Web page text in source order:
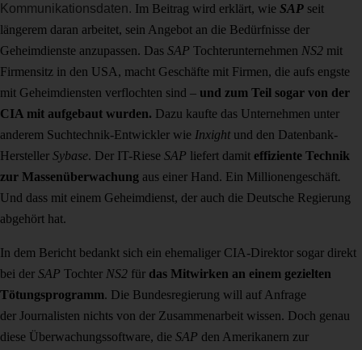
Kommunikationsdaten. Im Beitrag wird erklärt, wie SAP seit
längerem daran arbeitet, sein Angebot an die Bedürfnisse der
Geheimdienste anzupassen. Das SAP Tochterunternehmen NS2 mit
Firmensitz in den USA, macht Geschäfte mit Firmen, die aufs engste
mit Geheimdiensten verflochten sind – und zum Teil sogar von der
CIA mit aufgebaut wurden. Dazu kaufte das Unternehmen unter
anderem Suchtechnik-Entwickler wie Inxightund den Datenbank-
Hersteller Sybase. Der IT-Riese SAP liefert damit effiziente Technik
zur Massenüberwachung aus einer Hand. Ein Millionengeschäft.
Und dass mit einem Geheimdienst, der auch die Deutsche Regierung
abgehört hat.
In dem Bericht bedankt sich ein ehemaliger CIA-Direktor sogar direkt
bei der SAP Tochter NS2 für das Mitwirken an einem gezielten
Tötungsprogramm. Die Bundesregierung will auf Anfrage
der Journalisten nichts von der Zusammenarbeit wissen. Doch genau
diese Überwachungssoftware, die SAP den Amerikanern zur